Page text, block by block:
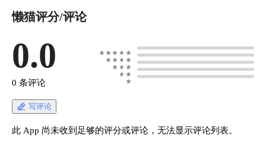
这些密钥搞疯了？ 今天给你推荐一个神器：
API 就是一个"万能转换器"。它支持 OpenAI、
Azure、Anthropic Claude、Google Gemini、
DeepSeek、字节豆包、ChatGLM、文心一言、讯
模型，统一 API 适配，可用于 key 管理与二次分
发。 想象一下，你有一堆不同品牌的充电器，
One API 就像是一个万能充电头，不管什么设备
玩家快速掌握一
佬轻喷。
https://
提供商；在懒猫
懒猫评分/评论
0.0
0 条评论
写评论
此 App 尚未收到足够的评分或评论，无法显示评论列表。